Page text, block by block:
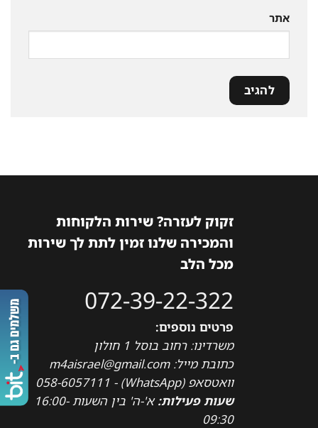
אתר
זקוק לעזרה? שירות הלקוחות
והמכירה שלנו זמין לתת לך שירות
מכל הלב
072-39-22-322
פרטים נוספים:
משרדינו: רחוב בוסל 1 חולון
כתובת מייל: m4aisrael@gmail.com
וואטסאפ (WhatsApp) - 058-6057111
שעות פעילות:
א'-ה' בין השעות 16:00-
09:30